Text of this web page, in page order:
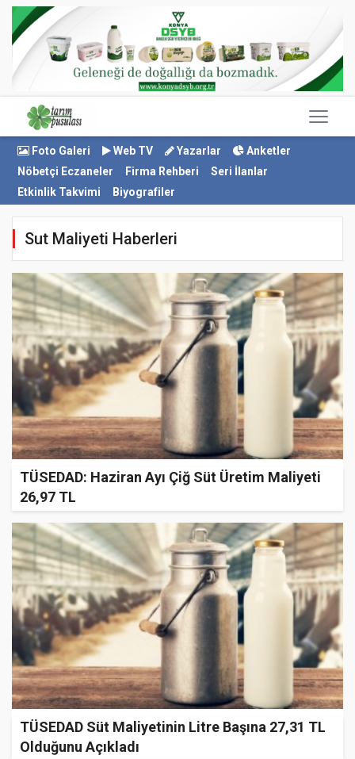
Foto Galeri Web TV Yazarlar
Anketler
Nöbetçi Eczaneler
Firma Rehberi
Seri İlanlar
Etkinlik Takvimi
Biyografiler
Sut Maliyeti Haberleri
TÜSEDAD: Haziran Ayı Çiğ Süt Üretim Maliyeti
26,97 TL
TÜSEDAD Süt Maliyetinin Litre Başına 27,31 TL
Olduğunu Açıkladı